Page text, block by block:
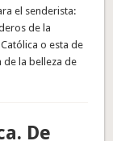
el senderista:
de la
o esta de
de la belleza de
De